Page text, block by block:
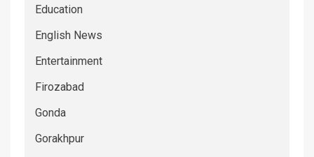
Education
English News
Entertainment
Firozabad
Gonda
Gorakhpur